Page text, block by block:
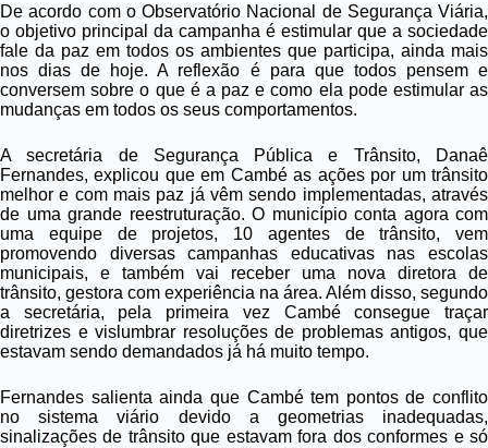
De acordo com o Observatório Nacional de Segurança Viária,
o objetivo principal da campanha é estimular que a sociedade
fale da paz em todos os ambientes que participa, ainda mais
nos dias de hoje. A reflexão é para que todos pensem e
conversem sobre o que é a paz e como ela pode estimular as
mudanças em todos os seus comportamentos.
A secretária de Segurança Pública e Trânsito, Danaê
Fernandes, explicou que em Cambé as ações por um trânsito
melhor e com mais paz já vêm sendo implementadas, através
de uma grande reestruturação. O município conta agora com
uma equipe de projetos, 10 agentes de trânsito, vem
promovendo diversas campanhas educativas nas escolas
municipais, e também vai receber uma nova diretora de
trânsito, gestora com experiência na área. Além disso, segundo
a secretária, pela primeira vez Cambé consegue traçar
diretrizes e vislumbrar resoluções de problemas antigos, que
estavam sendo demandados já há muito tempo.
Fernandes salienta ainda que Cambé tem pontos de conflito
no sistema viário devido a geometrias inadequadas,
sinalizações de trânsito que estavam fora dos conformes e só